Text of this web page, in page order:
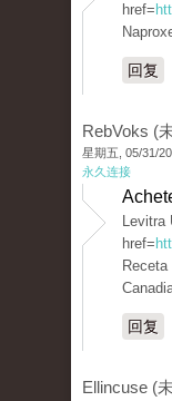
href=
回复
RebVoks (
星期五, 05/31/
永久连接
Levitra
href=
回复
Ellincuse (